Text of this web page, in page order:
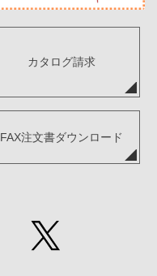
カタログ請求
FAX注文書ダウンロード